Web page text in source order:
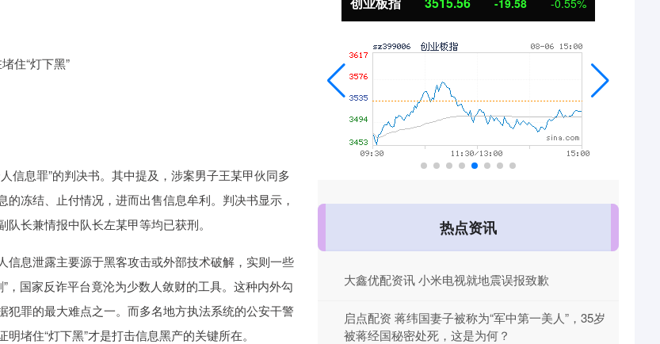
住“灯下黑”
息罪”的判决书。其中提及，涉案男子王某甲伙同多
冻结、止付情况，进而出售信息牟利。判决书显示，
长兼情报中队长左某甲等均已获刑。
息泄露主要源于黑客攻击或外部技术破解，实则一些
，国家反诈平台竟沦为少数人敛财的工具。这种内外勾
罪的最大难点之一。而多名地方执法系统的公安干警
堵住“灯下黑”才是打击信息黑产的关键所在。
-19.58 -0.55%
热点资讯
大鑫优配资讯 小米电视就地震误报致歉
启点配资 蒋纬国妻子被称为“军中第一美人”，35岁
被蒋经国秘密处死，这是为何？